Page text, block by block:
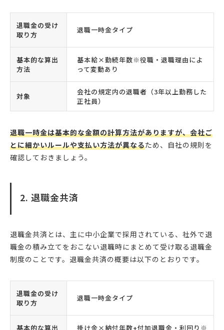
退職金の受け
取り方
退職一時金タイプ
基本的な算出
方法
基本給×勤続年数※役職・退職理由によ
って変動あり
対象
会社の規定内の退職者（3年以上勤務した
正社員）
退職一時金は基本的な金額の計算方法がありますが、会社ご
とに細かいルールや支払い方法が異なるため、自社の規則を
確認しておきましょう。
2. 退職金共済
退職金共済とは、主に中小企業で採用されている、社外で退
職金の積み立てをおこない退職時にまとめて受け取る退職金
制度のことです。退職金共済の概要は以下のとおりです。
退職金の受け
取り方
退職一時金タイプ
基本的な算出 掛け金×納付年数+付加退職金・利回り※